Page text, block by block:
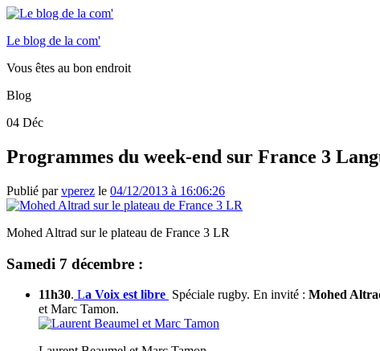
Le blog de la com'
Vous êtes au bon endroit
Blog
04 Déc
Programmes du week-end sur France 3
Publié parvperez le 04/12/2013 à 16:06:26
Mohed Altrad sur le plateau de France 3 LR
Samedi 7 décembre :
11h30. La Voix est libre Spéciale rugby. En invité : Mohed
et Marc Tamon.